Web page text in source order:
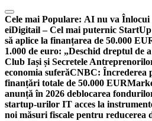
Cele mai Populare: AI nu va
eiDigitail – Cel mai puternic StartUp
să aplice la finanțarea de 50.000
1.000 de euro: „Deschid dreptul de
Club Iași și Secretele
economia suferăCNBC: Încrederea
finanțări totale de 50.000 EUR
anunță în 2026 deblocarea
startup-urilor IT acces la
noi măsuri fiscale pentru reducerea